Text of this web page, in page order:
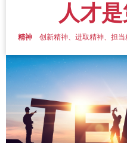
人才
精神 创新精神、进取精神、担当